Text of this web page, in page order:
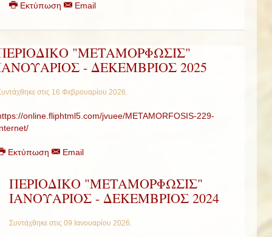
Εκτύπωση Email
"ΜΕΤΑΜΟΡΦΩΣΙΣ"
- ΔΕΚΕΜΒΡΙΟΣ 2025
στις 16 Φεβρουαρίου 2026.
online.fliphtml5.com/jvuee/METAMORFOSIS-229-
Εκτύπωση Email
ΠΕΡΙΟΔΙΚΟ "ΜΕΤΑΜΟΡΦΩΣΙΣ"
ΙΑΝΟΥΑΡΙΟΣ - ΔΕΚΕΜΒΡΙΟΣ 2024
Συντάχθηκε στις 09 Ιανουαρίου 2026.